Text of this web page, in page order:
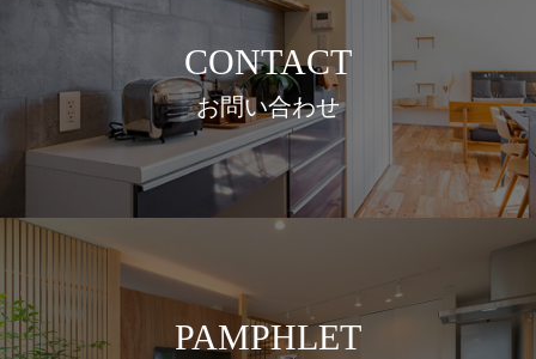
CONTACT
お問い合わせ
PAMPHLET